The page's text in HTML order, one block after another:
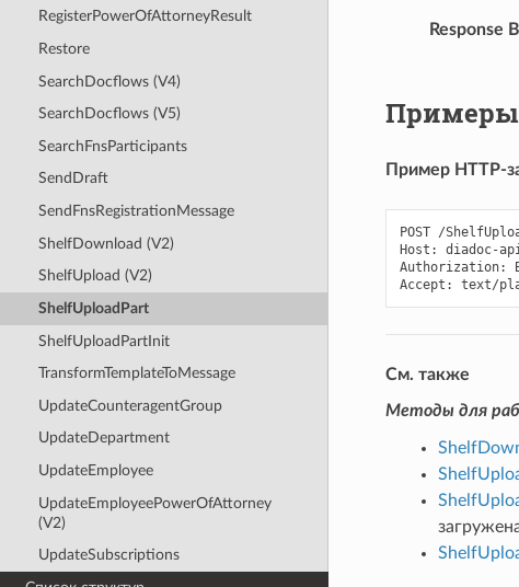
RegisterPowerOfAttorneyResult
Restore
SearchDocflows (V4)
SearchDocflows (V5)
SearchFnsParticipants
SendDraft
SendFnsRegistrationMessage
ShelfDownload (V2)
ShelfUpload (V2)
ShelfUploadPart
ShelfUploadPartInit
TransformTemplateToMessage
UpdateCounteragentGroup
UpdateDepartment
UpdateEmployee
UpdateEmployeePowerOfAttorney
(V2)
UpdateSubscriptions
Response
Примеры
Пример HTTP-
POST /
Host: diadoc-
Authorization:
См. также
Методы для